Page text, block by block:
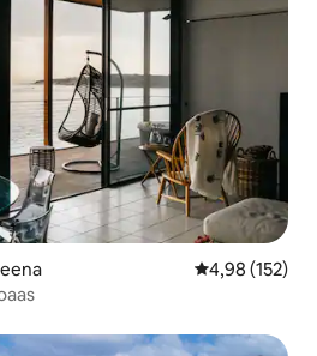
Keskmine
4,98 (152)